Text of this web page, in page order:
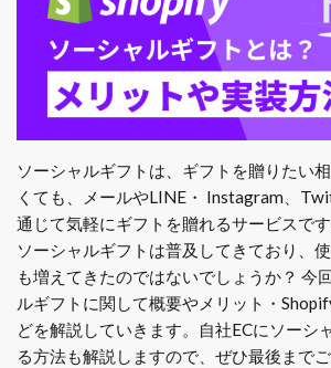
ソーシャルギフトは、ギフトを贈りたい
くても、メールやLINE・ Instagram、
通じて気軽にギフトを贈れるサービスです
ソーシャルギフトは普及してきており、
も増えてきたのではないでしょうか？ 今
ルギフトに関して概要やメリット・
どを解説していきます。自社ECにソーシ
る方法も解説しますので、ぜひ最後までご